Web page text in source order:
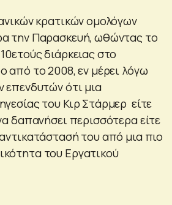
κρατικών ομολόγων
την Παρασκευή, ωθώντας το
διάρκειας στο
από το 2008, εν μέρει λόγω
επενδυτών ότι μια
του Κιρ Στάρμερ είτε
δαπανήσει περισσότερα είτε
του από μια πιο
του Εργατικού